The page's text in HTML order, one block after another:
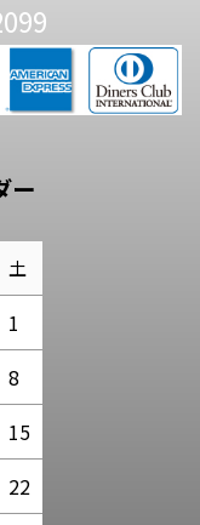
ー
土
1
8
15
22